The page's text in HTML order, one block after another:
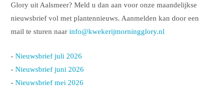
Glory uit Aalsmeer? Meld u dan aan voor onze maandelijkse
nieuwsbrief vol met plantennieuws. Aanmelden kan door een
mail te sturen naarinfo@kwekerijmorningglory.nl
-Nieuwsbrief juli 2026
-Nieuwsbrief juni 2026
-Nieuwsbrief mei 2026